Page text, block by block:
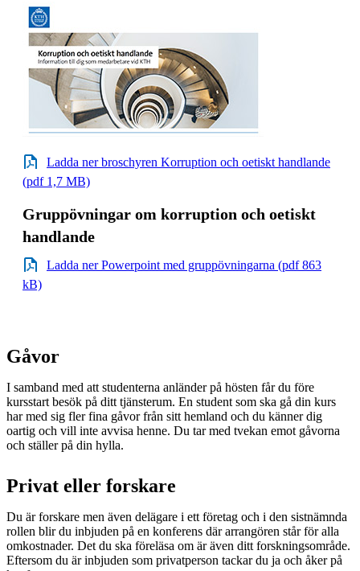
Ladda ner broschyren Korruption och oetiskt handlande
(pdf 1,7 MB)
Gruppövningar om korruption och oetiskt
handlande
​​​​​​​Ladda ner Powerpoint med gruppövningarna (pdf 863
kB)
Gåvor
I samband med att studenterna anländer på hösten får du före
kursstart besök på ditt tjänsterum. En student som ska gå din kurs
har med sig fler fina gåvor från sitt hemland och du känner dig
oartig och vill inte avvisa henne. Du tar med tvekan emot gåvorna
och ställer på din hylla.
Privat eller forskare
Du är forskare men även delägare i ett företag och i den sistnämnda
rollen blir du inbjuden på en konferens där arrangören står för alla
omkostnader. Det du ska föreläsa om är även ditt forskningsområde.
Eftersom du är inbjuden som privatperson tackar du ja och åker på